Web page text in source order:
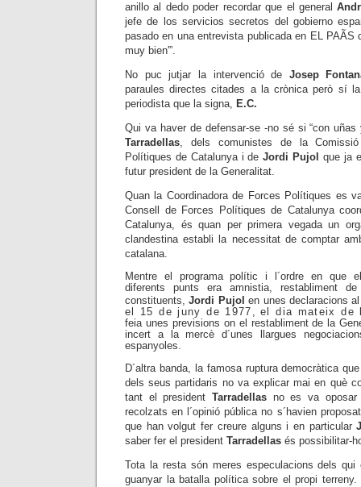
anillo al dedo poder recordar que el general
jefe de los servicios secretos del gobierno
pasado en una entrevista publicada en EL PAÃS
muy bien'”.
No puc jutjar la intervenció de Josep
paraules directes citades a la crònica però sí
periodista que la signa, E.C.
Qui va haver de defensar-se -no sé si “con uñas
Tarradellas, dels comunistes de la Comissió
Polítiques de Catalunya i deJordi Pujol que ja
futur president de la Generalitat.
Quan la Coordinadora de Forces Polítiques es
Consell de Forces Polítiques de Catalunya
Catalunya, és quan per primera vegada un
clandestina establi la necessitat de comptar
catalana.
Mentre el programa polític i l´ordre en que
diferents punts era amnistia, restabliment
constituents,Jordi Pujol en unes declaracions
el 15 de juny de 1977, el dia mateix de
feia unes previsions on el restabliment de la
incert a
la mercè d´unes llargues
espanyoles.
D´altra banda, la famosa ruptura democràtica
dels seus partidaris no va explicar mai en què
tant el presidentTarradellas no es va
recolzats en l´opinió pública no s´havien
que han volgut fer creure alguns i en particular
saber fer el president Tarradellas és possibilitar-
Tota la resta són meres especulacions dels qui
guanyar la batalla política sobre el propi